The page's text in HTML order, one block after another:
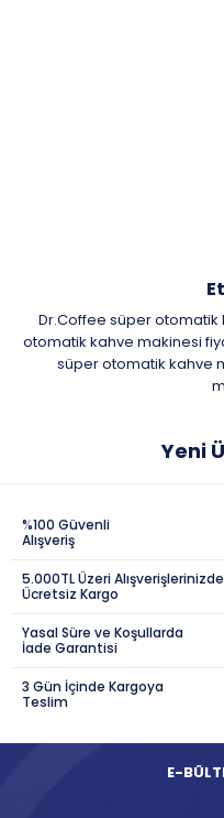
Dr.Coffee süper otomatik
otomatik kahve makinesi
süper otomatik kahve
Yeni
%100 Güvenli
Alışveriş
5.000TL Üzeri Alışverişlerinizde
Ücretsiz Kargo
Yasal Süre ve Koşullarda
İade Garantisi
3 Gün İçinde Kargoya
Teslim
E-